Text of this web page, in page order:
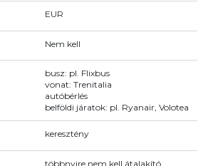
EUR
Nem kell
busz: pl. Flixbus
vonat: Trenitalia
autóbérlés
belföldi járatok: pl. Ryanair, Volotea
keresztény
többnyire nem kell átalakító,